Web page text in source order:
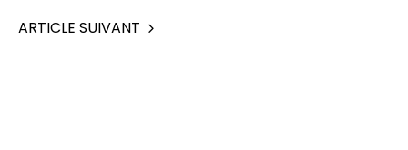
ARTICLE SUIVANT